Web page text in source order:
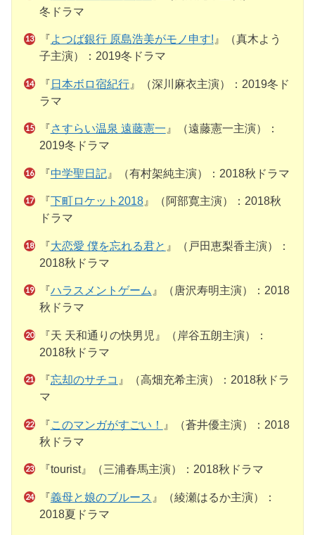
冬ドラマ
『よつば銀行 原島浩美がモノ申す! 』（真木よう
子主演）：2019冬ドラマ
『 日本ボロ宿紀行』（深川麻衣主演）：2019冬ド
ラマ
『さすらい温泉 遠藤憲一 』（遠藤憲一主演）：
2019冬ドラマ
『中学聖日記』（有村架純主演）：2018秋ドラマ
『下町ロケット2018』（阿部寛主演）：2018秋
ドラマ
『大恋愛 僕を忘れる君と 』（戸田恵梨香主演）：
2018秋ドラマ
『ハラスメントゲーム 』（唐沢寿明主演）：2018
秋ドラマ
『天 天和通りの快男児』（岸谷五朗主演）：
2018秋ドラマ
『忘却のサチコ 』（高畑充希主演）：2018秋ドラ
マ
『このマンガがすごい！
』（蒼井優主演）：2018
秋ドラマ
『tourist』（三浦春馬主演）：2018秋ドラマ
『義母と娘のブルース 』（綾瀬はるか主演）：
2018夏ドラマ